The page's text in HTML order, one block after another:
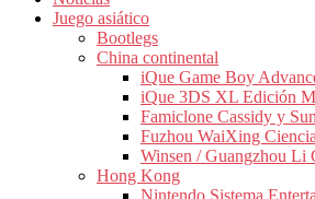
Juego asiático
Bootlegs
China continental
iQue Game Boy
iQue 3DS XL Edición
Famiclone Cassidy y
Fuzhou WaiXing
Winsen / Guangzhou Li
Hong Kong